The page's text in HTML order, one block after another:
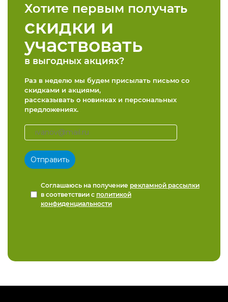
Хотите первым получать
скидки и
участвовать
в выгодных акциях?
Раз в неделю мы будем присылать письмо со
скидками и акциями,
рассказывать о новинках и персональных
предложениях.
Соглашаюсь на получение рекламной рассылки
в соответствии с политикой
конфиденциальности